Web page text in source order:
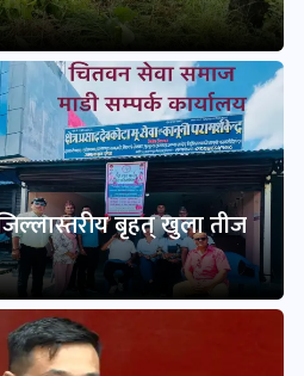
बृहत् खुला तीज